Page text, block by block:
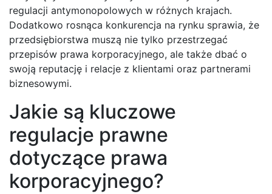
regulacji antymonopolowych w różnych krajach.
Dodatkowo rosnąca konkurencja na rynku sprawia, że
przedsiębiorstwa muszą nie tylko przestrzegać
przepisów prawa korporacyjnego, ale także dbać o
swoją reputację i relacje z klientami oraz partnerami
biznesowymi.
Jakie są kluczowe
regulacje prawne
dotyczące prawa
korporacyjnego?